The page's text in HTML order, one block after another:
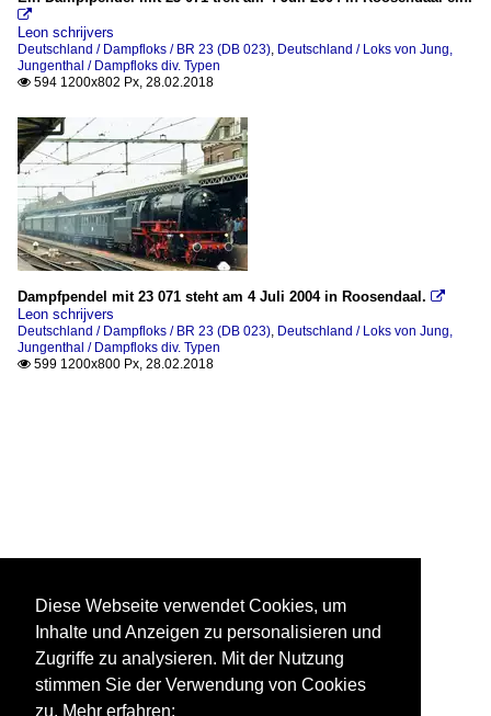

Leon schrijvers
Deutschland / Dampfloks / BR 23 (DB 023), Deutschland / Loks von Jung,
Jungenthal / Dampfloks div. Typen
 594 1200x802 Px, 28.02.2018
Dampfpendel mit 23 071 steht am 4 Juli 2004 in Roosendaal. 
Leon schrijvers
Deutschland / Dampfloks / BR 23 (DB 023), Deutschland / Loks von Jung,
Jungenthal / Dampfloks div. Typen
 599 1200x800 Px, 28.02.2018
Diese Webseite verwendet Cookies, um
Inhalte und Anzeigen zu personalisieren und
Zugriffe zu analysieren. Mit der Nutzung
stimmen Sie der Verwendung von Cookies
zu. Mehr erfahren: